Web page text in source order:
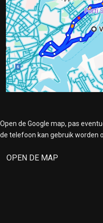
Open de Google map, pas
de telefoon kan gebruik worden
OPEN DE MAP